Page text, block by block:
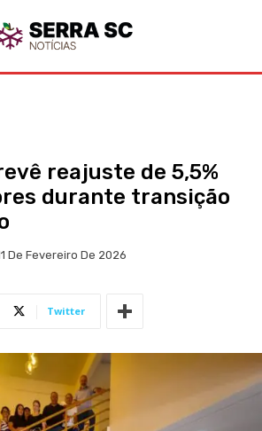
reajuste de 5,5%
durante transição
De Fevereiro De 2026
Twitter